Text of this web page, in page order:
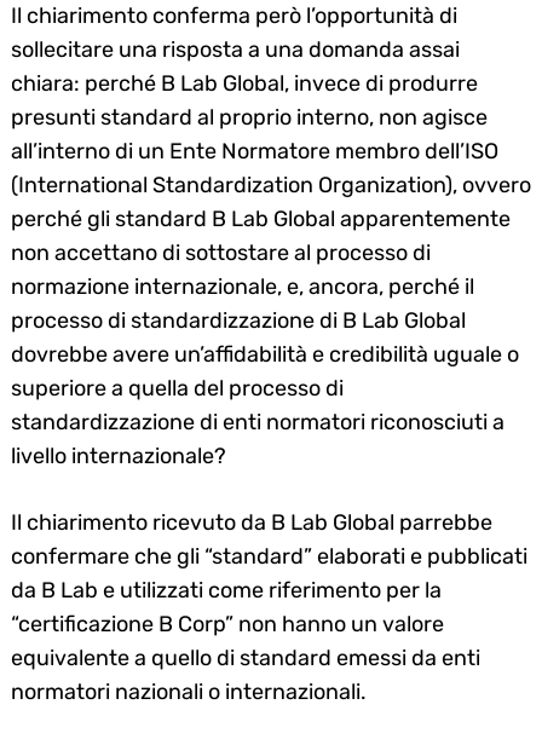
Il chiarimento conferma però l’opportunità di
sollecitare una risposta a una domanda assai
chiara: perché B Lab Global, invece di produrre
presunti standard al proprio interno, non agisce
all’interno di un Ente Normatore membro dell’ISO
(International Standardization Organization), ovvero
perché gli standard B Lab Global apparentemente
non accettano di sottostare al processo di
normazione internazionale, e, ancora, perché il
processo di standardizzazione di B Lab Global
dovrebbe avere un’affidabilità e credibilità uguale o
superiore a quella del processo di
standardizzazione di enti normatori riconosciuti a
livello internazionale?
Il chiarimento ricevuto da B Lab Global parrebbe
confermare che gli “standard” elaborati e pubblicati
da B Lab e utilizzati come riferimento per la
“certificazione B Corp” non hanno un valore
equivalente a quello di standard emessi da enti
normatori nazionali o internazionali.
Search
for: